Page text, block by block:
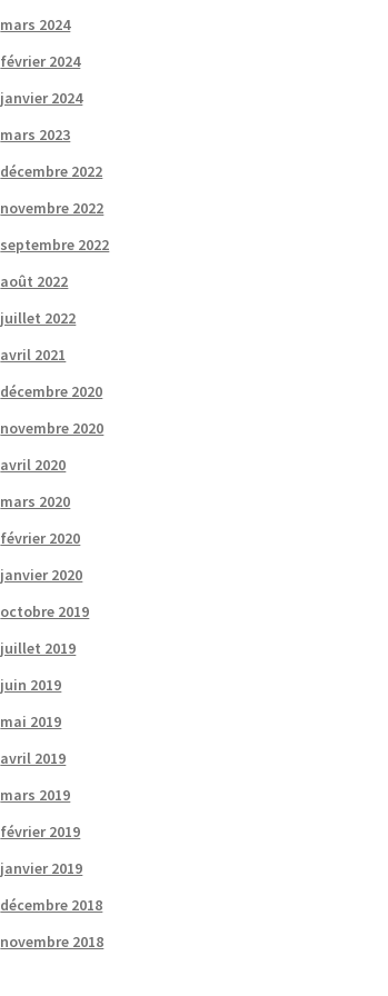
mars 2024
février 2024
janvier 2024
mars 2023
décembre 2022
novembre 2022
septembre 2022
août 2022
juillet 2022
avril 2021
décembre 2020
novembre 2020
avril 2020
mars 2020
février 2020
janvier 2020
octobre 2019
juillet 2019
juin 2019
mai 2019
avril 2019
mars 2019
février 2019
janvier 2019
décembre 2018
novembre 2018